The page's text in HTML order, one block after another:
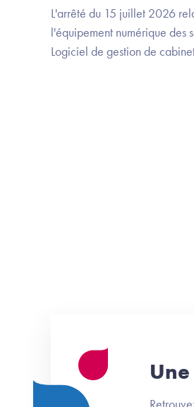
L'arrêté du 15 juillet 2026
l'équipement numérique des
Logiciel de gestion de